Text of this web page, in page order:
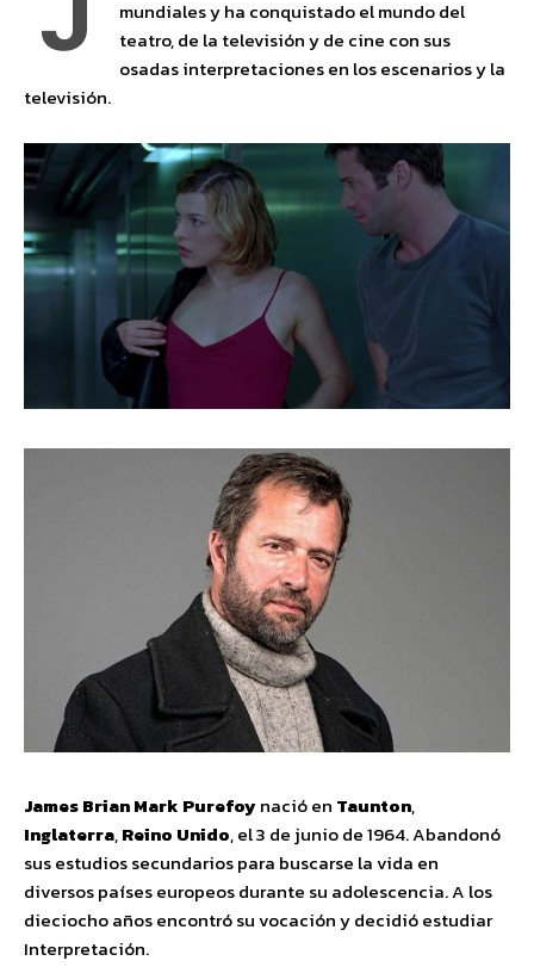
mundiales y ha conquistado el mundo del
teatro, de la televisión y de cine con sus
osadas interpretaciones en los escenarios y la
televisión.
James Brian Mark Purefoynació en Taunton,
Inglaterra,Reino Unido, el 3 de junio de 1964. Abandonó
sus estudios secundarios para buscarse la vida en
diversos países europeos durante su adolescencia. A los
dieciocho años encontró su vocación y decidió estudiar
Interpretación.